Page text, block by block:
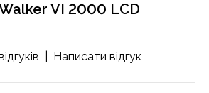
VI 2000 LCD
Написати відгук